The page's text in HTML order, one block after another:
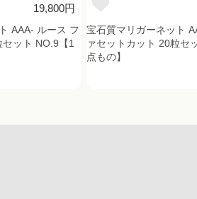
19,800円
AAA- ルース フ
ット NO.9【1
宝石質マリガーネット
ァセットカット 20粒セ
点もの】